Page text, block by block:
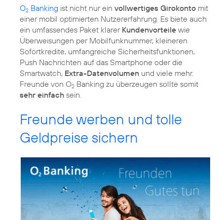
O2 Banking ist nicht nur ein vollwertiges Girokonto mit
einer mobil optimierten Nutzererfahrung. Es biete auch
ein umfassendes Paket klarer Kundenvorteile wie
Überweisungen per Mobilfunknummer, kleineren
Sofortkredite, umfangreiche Sicherheitsfunktionen,
Push Nachrichten auf das Smartphone oder die
Smartwatch, Extra-Datenvolumen und viele mehr.
Freunde von O2 Banking zu überzeugen sollte somit
sehr einfach sein.
Freunde werben und tolle
Geldpreise sichern